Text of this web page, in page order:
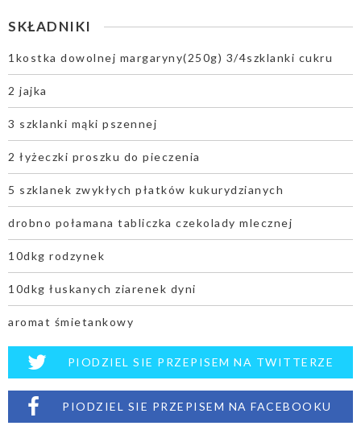
SKŁADNIKI
1kostka dowolnej margaryny(250g) 3/4szklanki cukru
2 jajka
3 szklanki mąki pszennej
2 łyżeczki proszku do pieczenia
5 szklanek zwykłych płatków kukurydzianych
drobno połamana tabliczka czekolady mlecznej
10dkg rodzynek
10dkg łuskanych ziarenek dyni
aromat śmietankowy
PIODZIEL SIE PRZEPISEM NA TWITTERZE
PIODZIEL SIE PRZEPISEM NA FACEBOOKU